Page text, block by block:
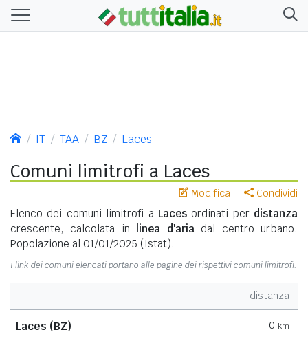
IT TAA BZ Laces
Comuni limitrofi a Laces
Modifica Condividi
Elenco dei comuni limitrofi a Lacesordinati per distanza
crescente, calcolata in
linea d'aria dal centro urbano.
Popolazione al 01/01/2025 (Istat).
I link dei comuni elencati portano alle pagine dei rispettivi comuni limitrofi.
distanza
Laces (BZ) 0 km